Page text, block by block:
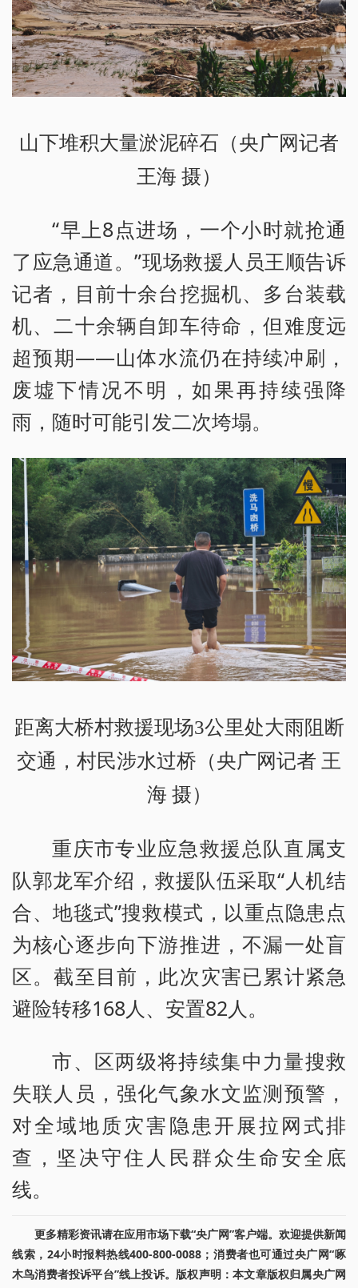
山下堆积大量淤泥碎石（央广网记者
王海 摄）
“早上8点进场，一个小时就抢通
了应急通道。”现场救援人员王顺告诉
记者，目前十余台挖掘机、多台装载
机、二十余辆自卸车待命，但难度远
超预期——山体水流仍在持续冲刷，
废墟下情况不明，如果再持续强降
雨，随时可能引发二次垮塌。
距离大桥村救援现场3公里处大雨阻断
交通，村民涉水过桥（央广网记者 王
海 摄）
重庆市专业应急救援总队直属支
队郭龙军介绍，救援队伍采取“人机结
合、地毯式”搜救模式，以重点隐患点
为核心逐步向下游推进，不漏一处盲
区。截至目前，此次灾害已累计紧急
避险转移168人、安置82人。
市、区两级将持续集中力量搜救
失联人员，强化气象水文监测预警，
对全域地质灾害隐患开展拉网式排
查，坚决守住人民群众生命安全底
线。
更多精彩资讯请在应用市场下载“央广网”客户端。欢迎提供新闻
线索，24小时报料热线400-800-0088；消费者也可通过央广网“啄
木鸟消费者投诉平台”线上投诉。版权声明：本文章版权归属央广网